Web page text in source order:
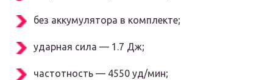
без аккумулятора в комплекте;
ударная сила — 1.7 Дж;
частотность — 4550 уд/мин;